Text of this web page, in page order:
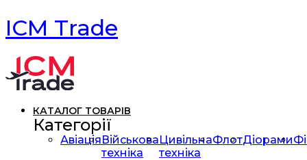
ICM Trade
КАТАЛОГ ТОВАРІВ
Категорії
АвіаціяВійськова
техніка
Цивільна
техніка
ФлотДіорами